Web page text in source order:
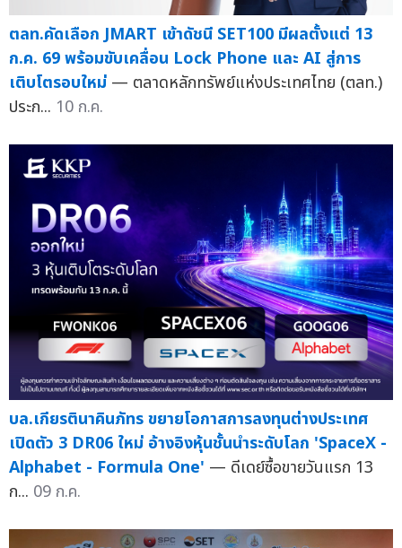
ตลท.คัดเลือก JMART เข้าดัชนี SET100 มีผลตั้งแต่ 13
ก.ค. 69 พร้อมขับเคลื่อน Lock Phone และ AI สู่การ
เติบโตรอบใหม่ — ตลาดหลักทรัพย์แห่งประเทศไทย (ตลท.)
ประก... 10 ก.ค.
บล.เกียรตินาคินภัทร ขยายโอกาสการลงทุนต่างประเทศ
เปิดตัว 3 DR06 ใหม่ อ้างอิงหุ้นชั้นนำระดับโลก 'SpaceX -
Alphabet - Formula One' — ดีเดย์ซื้อขายวันแรก 13
ก... 09 ก.ค.